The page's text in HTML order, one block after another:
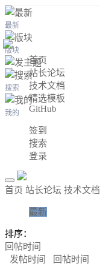
最新
版块
搜索
我的
首页
站长论坛
技术文档
精选模板
GitHub
签到
搜索
登录
首页 站长论坛 技术文档
最新
排序：
回帖时间
发帖时间
回帖时间